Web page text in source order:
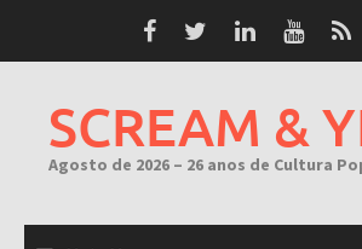
SCREAM &
Agosto de 2026 – 26 anos de Cultura